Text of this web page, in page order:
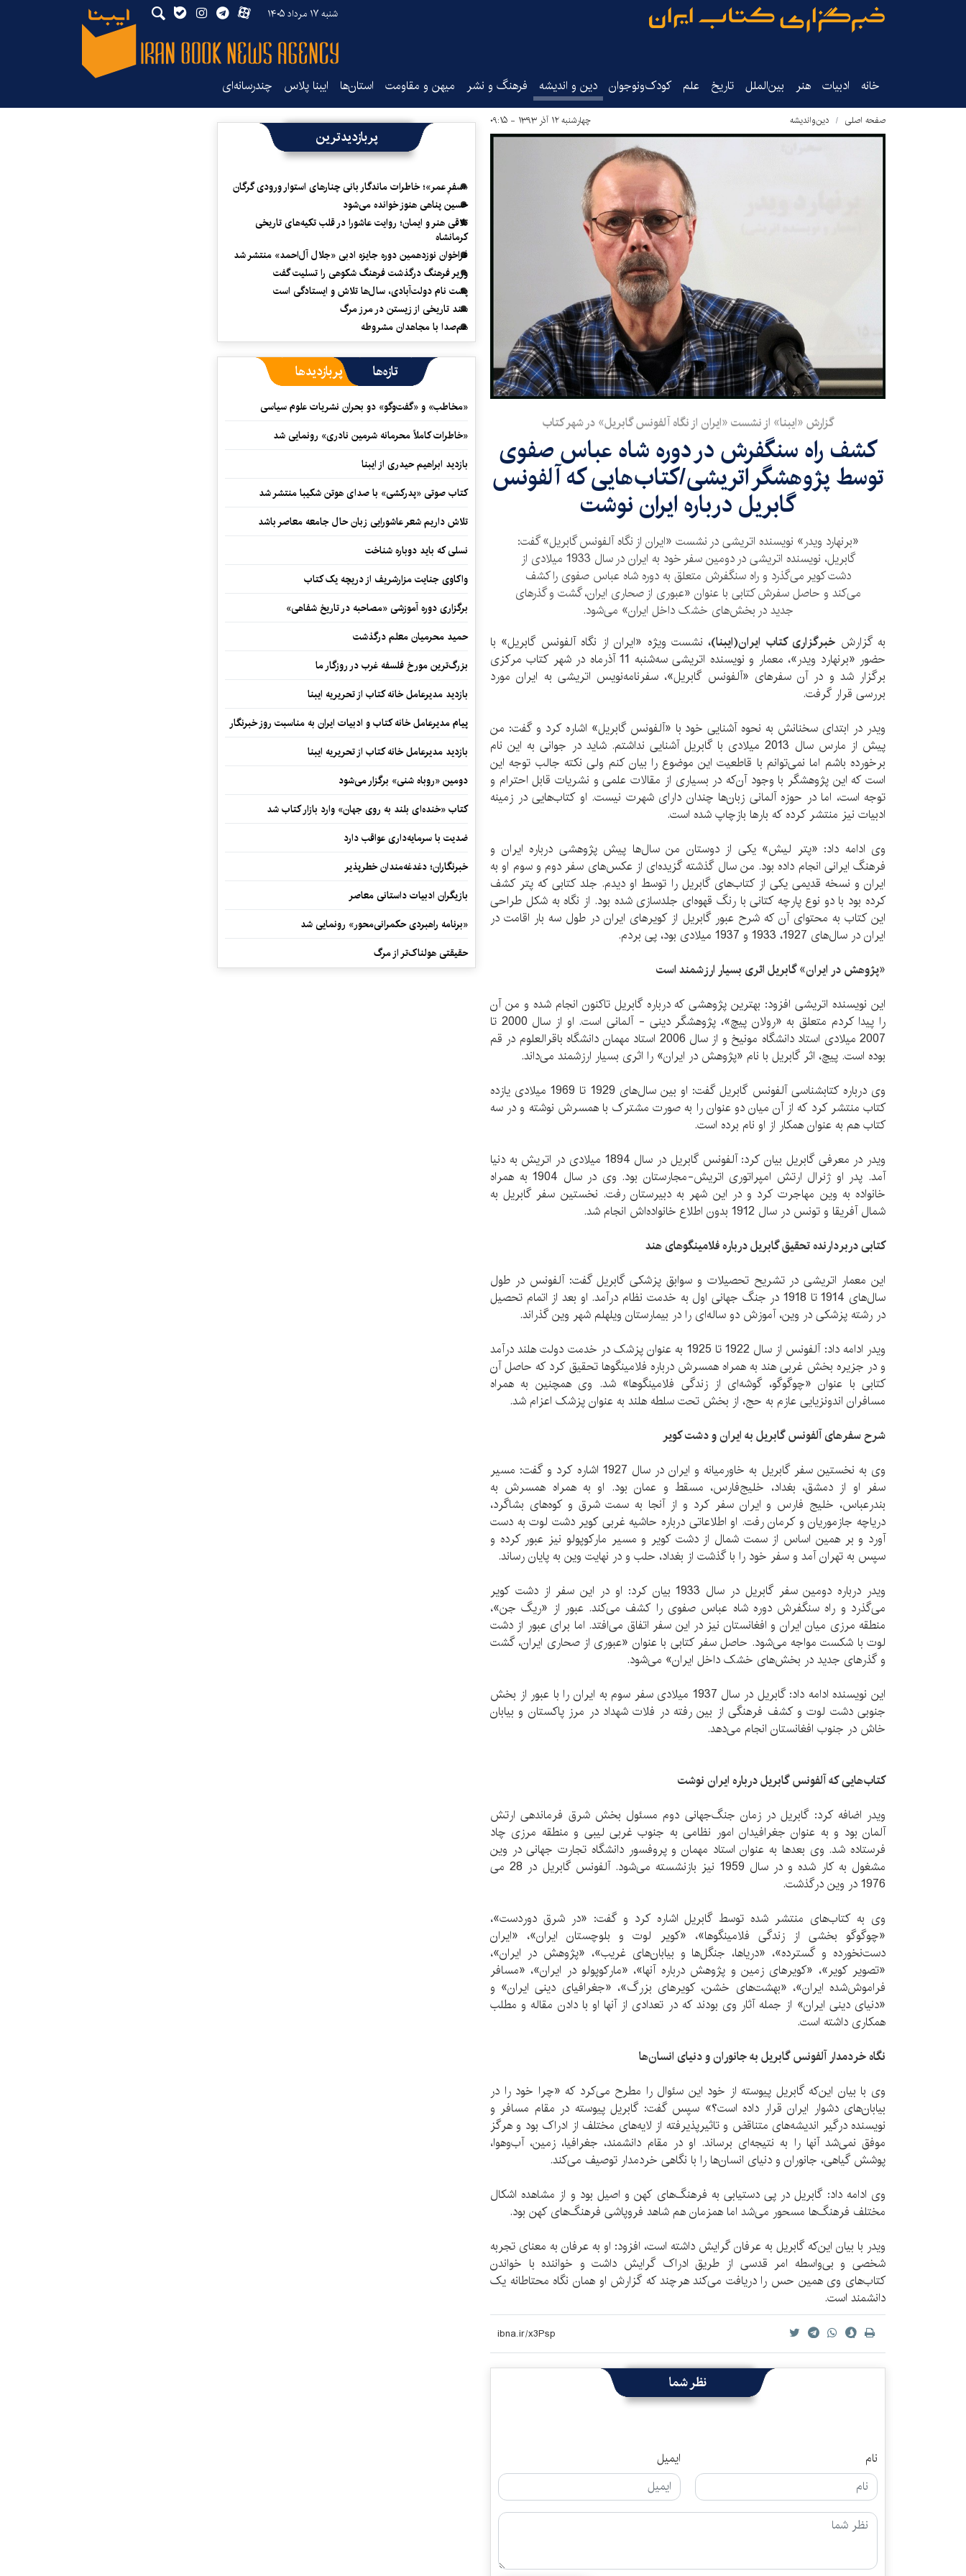
شنبه ۱۷ مرداد ۱۴۰۵
خانه ادبیات هنر بین‌الملل تاریخ‌ علم کودک‌ونوجوان دین و اندیشه فرهنگ و نشر میهن و مقاومت استان‌ها ایبنا پلاس چندرسانه‌ای
صفحه اصلی دین‌واندیشه چهارشنبه ۱۲ آذر ۱۳۹۳ - ۰۹:۱۵
گزارش «ایبنا» از نشست «ایران از نگاه آلفونس گابریل» در شهر کتاب
کشف راه سنگفرش در دوره شاه عباس صفوی
توسط پژوهشگر اتریشی/کتاب‌هایی که آلفونس
گابریل درباره ایران نوشت
«برنهارد ویدر» نویسنده اتریشی در نشست «ایران از نگاه آلفونس گابریل» گفت:
گابریل، نویسنده اتریشی در دومین سفر خود به ایران در سال 1933 میلادی از
دشت کویر می‌گذرد و راه سنگفرش متعلق به دوره شاه عباس صفوی را کشف
می‌کند و حاصل سفرش کتابی با عنوان «عبوری از صحاری ایران، گشت و گذرهای
جدید در بخش‌های خشک داخل ایران» می‌شود.
به گزارش خبرگزاری کتاب ایران(ایبنا)،نشست ویژه‌ «ایران از نگاه آلفونس گابریل» با
حضور «برنهارد ویدر»، معمار و نویسنده‌ اتریشی سه‌شنبه 11 آذرماه در شهر کتاب مرکزی
برگزار شد و در آن سفرهای «آلفونس گابریل»، سفرنامه‌نویس اتریشی به ایران مورد
بررسی قرار گرفت.
ویدر در ابتدای سخنانش به نحوه آشنایی خود با «آلفونس گابریل» اشاره کرد و گفت: من
پیش از مارس سال 2013 میلادی با گابریل آشنایی نداشتم. شاید در جوانی به این نام
برخورده باشم اما نمی‌توانم با قاطعیت این موضوع را بیان کنم ولی نکته جالب توجه این
است که این پژوهشگر با وجود آن‌که در بسیاری از مقالات علمی و نشریات قابل احترام و
توجه است، اما در حوزه آلمانی زبان‌ها چندان دارای شهرت نیست. او کتاب‌هایی در زمینه
ادبیات نیز منتشر کرده که بارها بازچاپ شده است.
وی ادامه داد: «پتر لیش» یکی از دوستان من سال‌ها پیش پژوهشی درباره ایران و
فرهنگ ایرانی انجام داده بود. من سال گذشته گزیده‌ای از عکس‌های سفر دوم و سوم او به
ایران و نسخه قدیمی یکی از کتاب‌های گابریل را توسط او دیدم. جلد کتابی که پتر کشف
کرده بود با دو نوع پارچه کتانی با رنگ قهوه‌ای جلدسازی شده بود. از نگاه به شکل طراحی
این کتاب به محتوای آن که شرح عبور گابریل از کویرهای ایران در طول سه بار اقامت در
ایران در سال‌های 1927، 1933 و 1937 میلادی بود، پی بردم.
«پژوهش در ایران» گابریل اثری بسیار ارزشمند است
این نویسنده اتریشی افزود: بهترین پژوهشی که درباره گابریل تاکنون انجام شده و من آن
را پیدا کردم متعلق به «رولان پیچ»، پژوهشگر دینی - آلمانی است. او از سال 2000 تا
2007 میلادی استاد دانشگاه مونیخ و از سال 2006 استاد مهمان دانشگاه باقرالعلوم در قم
بوده است. پیچ، اثر گابریل با نام «پژوهش در ایران» را اثری بسیار ارزشمند می‌داند.
وی درباره کتابشناسی آلفونس گابریل گفت: او بین سال‌های 1929 تا 1969 میلادی یازده
کتاب منتشر کرد که از آن میان دو عنوان را به صورت مشترک با همسرش نوشته و در سه
کتاب هم به عنوان همکار از او نام برده است.
ویدر در معرفی گابریل بیان کرد: آلفونس گابریل در سال 1894 میلادی در اتریش به دنیا
آمد. پدر او ژنرال ارتش امپراتوری اتریش-مجارستان بود. وی در سال 1904 به همراه
خانواده به وین مهاجرت کرد و در این شهر به دبیرستان رفت. نخستین سفر گابریل به
شمال آفریقا و تونس در سال 1912 بدون اطلاع خانواده‌اش انجام شد.
کتابی دربردارنده تحقیق گابریل درباره فلامینگوهای هند
این معمار اتریشی در تشریح تحصیلات و سوابق پزشکی گابریل گفت: آلفونس در طول
سال‌های 1914 تا 1918 در جنگ جهانی اول به خدمت نظام درآمد. او بعد از اتمام تحصیل
در رشته پزشکی در وین، آموزش دو ساله‌ای را در بیمارستان ویلهلم شهر وین گذراند.
ویدر ادامه داد: آلفونس از سال 1922 تا 1925 به عنوان پزشک در خدمت دولت هلند درآمد
و در جزیره بخش غربی هند به همراه همسرش درباره فلامینگوها تحقیق کرد که حاصل آن
کتابی با عنوان «چوگوگو، گوشه‌ای از زندگی فلامینگوها» شد. وی همچنین به همراه
مسافران اندونزیایی عازم به حج، از بخش تحت سلطه هلند به عنوان پزشک اعزام شد.
شرح سفرهای آلفونس گابریل به ایران و دشت کویر
وی به نخستین سفر گابریل به خاورمیانه و ایران در سال 1927 اشاره کرد و گفت: مسیر
سفر او از دمشق، بغداد، خلیج‌فارس، مسقط و عمان بود. او به همراه همسرش به
بندرعباس، خلیج فارس و ایران سفر کرد و از آنجا به سمت شرق و کوه‌های بشاگرد،
دریاچه جازموریان و کرمان رفت. او اطلاعاتی درباره حاشیه غربی کویر دشت لوت به دست
آورد و بر همین اساس از سمت شمال از دشت کویر و مسیر مارکوپولو نیز عبور کرده و
سپس به تهران آمد و سفر خود را با گذشت از بغداد، حلب و در نهایت وین به پایان ‌رساند.
ویدر درباره دومین سفر گابریل در سال 1933 بیان کرد: او در این سفر از دشت کویر
می‌گذرد و راه سنگفرش دوره شاه عباس صفوی را کشف می‌کند. عبور از «ریگ جن»،
منطقه‌‌ مرزی میان ایران و افغانستان نیز در این سفر اتفاق می‌افتد. اما برای عبور از دشت
لوت با شکست مواجه می‌شود. حاصل سفر کتابی با عنوان «عبوری از صحاری ایران، گشت
و گذرهای جدید در بخش‌های خشک داخل ایران» می‌شود.
این نویسنده ادامه داد: گابریل در سال 1937 میلادی سفر سوم به ایران را با عبور از بخش
جنوبی دشت لوت و کشف فرهنگی از بین رفته در فلات شهداد در مرز پاکستان و بیابان
خاش در جنوب افغانستان انجام می‌دهد.
کتاب‌هایی که آلفونس گابریل درباره ایران نوشت
ویدر اضافه کرد: گابریل در زمان جنگ‌جهانی دوم مسئول بخش شرق فرماندهی ارتش
آلمان بود و به عنوان جغرافیدان امور نظامی به جنوب غربی لیبی و منطقه مرزی چاد
فرستاده شد. وی بعدها به عنوان استاد مهمان و پروفسور دانشگاه تجارت جهانی در وین
مشغول به کار شده و در سال 1959 نیز بازنشسته می‌شود. آلفونس گابریل در 28 می
1976 در وین درگذشت.
وی به کتاب‌های منتشر شده توسط گابریل اشاره کرد و گفت: «در شرق دوردست»،
«چوگوگو بخشی از زندگی فلامینگوها»، «کویر لوت و بلوچستان ایران»، «ایران
دست‌نخورده و گسترده»، «دریاها، جنگل‌ها و بیابان‌های غریب»، «پژوهش در ایران»،
«تصویر کویر»، «کویرهای زمین و پژوهش‌ درباره آنها»، «مارکوپولو در ایران»، «مسافر
فراموش‌شده ایران»، «بهشت‌های خشن، کویرهای بزرگ»، «جغرافیای دینی ایران» و
«دنیای دینی ایران» از جمله آثار وی بودند که در تعدادی از آنها او با دادن مقاله و مطلب
همکاری داشته است.
نگاه خردمدار آلفونس گابریل به جانوران و دنیای انسان‌ها
وی با بیان این‌که گابریل پیوسته از خود این سئوال را مطرح می‌کرد که «چرا خود را در
بیابان‌های دشوار ایران قرار داده است؟» سپس گفت: گابریل پیوسته در مقام مسافر و
نویسنده درگیر اندیشه‌های متناقض و تاثیرپذیرفته از لایه‌های مختلف از ادراک بود و هرگز
موفق نمی‌شد آنها را به نتیجه‌ای برساند. او در مقام دانشمند، جغرافیا، زمین‌، آب‌وهوا،
پوشش گیاهی، جانوران و دنیای انسان‌ها را با نگاهی خردمدار توصیف می‌کند.
وی ادامه داد: گابریل در پی دستیابی به فرهنگ‌های کهن و اصیل بود و از مشاهده اشکال
مختلف فرهنگ‌ها مسحور می‌شد اما همزمان هم شاهد فروپاشی فرهنگ‌های کهن بود.
ویدر با بیان این‌که گابریل به عرفان گرایش داشته است، افزود: او به عرفان به معنای تجربه
شخصی و بی‌واسطه امر قدسی از طریق ادراک گرایش داشت و خواننده با خواندن
کتاب‌های وی همین حس را دریافت می‌کند هرچند که گزارش او همان نگاه محتاطانه یک
دانشمند است.
نظر شما
نام ایمیل
پربازدیدترین
«سفرِ عمر»؛ خاطرات ماندگار بانی چنارهای استوار ورودی گرگان
حسین پناهی هنوز خوانده می‌شود
تلاقی هنر و ایمان؛ روایت عاشورا در قلب تکیه‌های تاریخی
کرمانشاه
فراخوان نوزدهمین دوره جایزه ادبی «جلال آل‌احمد» منتشر شد
وزیر فرهنگ درگذشت فرهنگ شکوهی را تسلیت گفت
پشت نام دولت‌آبادی، سال‌ها تلاش و ایستادگی است
سند تاریخی از زیستن در مرز مرگ
هم‌صدا با مجاهدان مشروطه
تازه‌ها پربازدیدها
«مخاطب» و «گفت‌وگو» دو بحران نشریات علوم سیاسی
«خاطرات کاملاً محرمانه شرمین نادری» رونمایی شد
بازدید ابراهیم حیدری از ایبنا
کتاب صوتی «پدرکشی» با صدای هوتن شکیبا منتشر شد
تلاش داریم شعر عاشورایی زبان حال جامعه معاصر باشد
نسلی که باید دوباره شناخت
واکاوی جنایت مزارشریف از دریچه یک کتاب
برگزاری دوره آموزشی «مصاحبه در تاریخ شفاهی»
حمید محرمیان معلم درگذشت
بزرگ‌ترین مورخ فلسفه غرب در روزگار ما
بازدید مدیرعامل خانه کتاب از تحریریه ایبنا
پیام مدیرعامل خانه کتاب و ادبیات ایران به مناسبت روز خبرنگار
بازدید مدیرعامل خانه کتاب از تحریریه ایبنا
دومین «روباه شنی» برگزار می‌شود
کتاب «خنده‌ای بلند به روی جهان» وارد بازار کتاب شد
ضدیت با سرمایه‌داری عواقب دارد
خبرنگاران؛ دغدغه‌مندان خطرپذیر
بازیگران ادبیات داستانی معاصر
«برنامه راهبردی حکمرانی‌محور» رونمایی شد
حقیقتی هولناک‌تر از مرگ